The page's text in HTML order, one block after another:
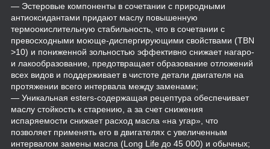
— Эстеровые компоненты в сочетании с природными
антиоксидантами придают маслу повышенную
термоокислительную стабильность, что в сочетании с
превосходными моюще-диспергирующими свойствами (TBN
>10) и пониженной зольностью эффективно снижает нагаро-
и лакообразование, предотвращает образование отложений
всех видов и поддерживает в чистоте детали двигателя на
протяжении всего интервала между заменами;
— Уникальная esters-содержащая рецептура обеспечивает
маслу стойкость к старению, а за счет снижения
испаряемости снижает расход масла «на угар», что
позволяет применять его в двигателях с увеличенным
интервалом замены масла (Long Life до 45 000) и обычных;